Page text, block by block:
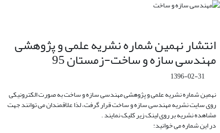
انتشار نهمین شماره نشریه علمی و پژوهشی
مهندسی سازه و ساخت-زمستان 95
1396-02-31
نهمینشماره نشریه علمی و پژوهشی مهندسی سازه و ساخت به صورت الکترونیکی
روی سایت نشریه مهندسی سازه و ساخت قرار گرفت، لذا علاقمندان می توانند جهت
مشاهده نشریه بر روی لینک زیر کلیک نمایند.
در این شماره می خوانید: